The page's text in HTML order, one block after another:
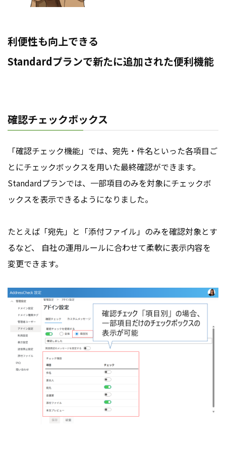
利便性も向上できる
Standardプランで新たに追加された便利機能
確認チェックボックス
「確認チェック機能」では、宛先・件名といった各項目ご
とにチェックボックスを用いた最終確認ができます。
Standardプランでは、一部項目のみを対象にチェックボ
ックスを表示できるようになりました。
たとえば「宛先」と「添付ファイル」のみを確認対象とす
るなど、 自社の運用ルールに合わせて柔軟に表示内容を
変更できます。